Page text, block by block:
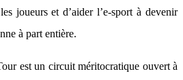
joueurs et d’aider l’e-sport à devenir
à part entière.
est un circuit méritocratique ouvert à